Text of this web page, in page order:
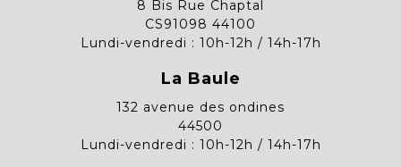
8 Bis Rue Chaptal
CS91098 44100
Lundi-vendredi : 10h-12h / 14h-17h
La Baule
132 avenue des ondines
44500
Lundi-vendredi : 10h-12h / 14h-17h